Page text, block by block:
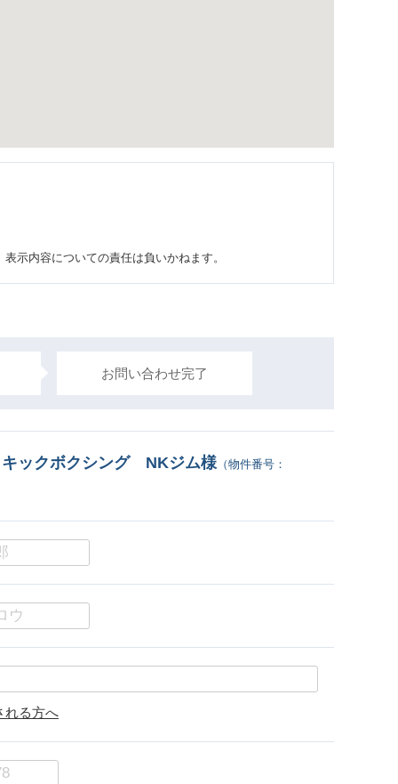
示内容についての責任は負いかねます。
お問い合わせ完了
ックボクシング NKジム様（物件番号：
れる方へ